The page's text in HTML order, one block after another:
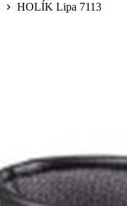
HOLÍK Lipa 7113